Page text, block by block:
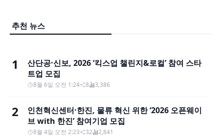
추천 뉴스
1
산단공·신보, 2026 ‘킥스업 챌린지&로컬’ 참여 스타
트업 모집
8월 6일 오전 1:24 8 3,386
2
인천혁신센터·한진, 물류 혁신 위한 ‘2026 오픈웨이
브 with 한진’ 참여기업 모집
8월 4일 오전 2:23 32 2,841